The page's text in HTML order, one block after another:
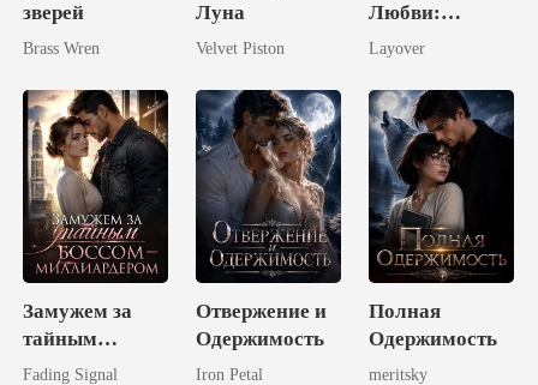
зверей
Brass Wren
Луна
Velvet Piston
Любви:
Завоевать
Layover
Замужем за
тайным
боссом-
Fading Signal
Отвержение и
Одержимость
Iron Petal
Полная
Одержимость
meritsky